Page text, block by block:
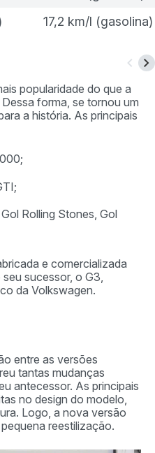
17,2 km/l (gasolina)
popularidade do que a
forma, se tornou um
a história. As principais
Rolling Stones, Gol
e comercializada
sucessor, o G3,
da Volkswagen.
entre as versões
tantas mudanças
antecessor. As principais
no design do modelo,
Logo, a nova versão
reestilização.